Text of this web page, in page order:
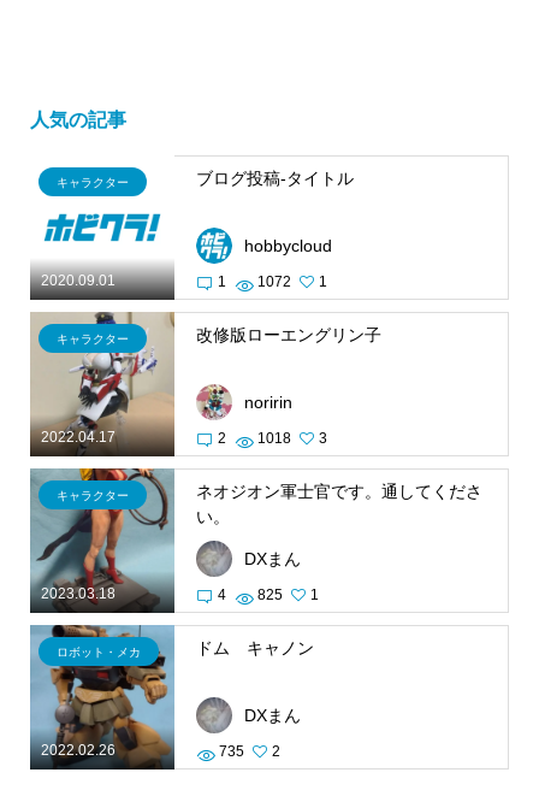
人気の記事
2020.09.01
キャラクター ブログ投稿-タイトル
hobbycloud
1 1072 1
2022.04.17
キャラクター 改修版ローエングリン子
noririn
2 1018 3
2023.03.18
キャラクター
ネオジオン軍士官です。通してくださ
い。
DXまん
4 825 1
2022.02.26
ロボット・メカ ドム キャノン
DXまん
735 2